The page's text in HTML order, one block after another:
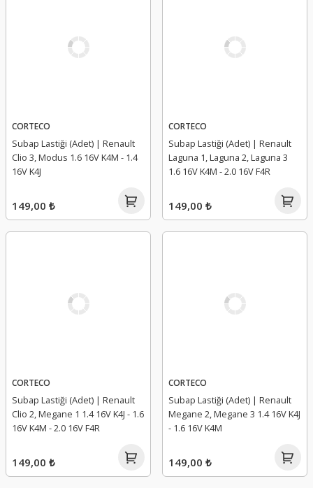
CORTECO
Subap Lastiği (Adet) | Renault
Clio 3, Modus 1.6 16V K4M - 1.4
16V K4J
149,00 ₺
CORTECO
Subap Lastiği (Adet) | Renault
Laguna 1, Laguna 2, Laguna 3
1.6 16V K4M - 2.0 16V F4R
149,00 ₺
CORTECO
Subap Lastiği (Adet) | Renault
Clio 2, Megane 1 1.4 16V K4J - 1.6
16V K4M - 2.0 16V F4R
149,00 ₺
CORTECO
Subap Lastiği (Adet) | Renault
Megane 2, Megane 3 1.4 16V K4J
- 1.6 16V K4M
149,00 ₺